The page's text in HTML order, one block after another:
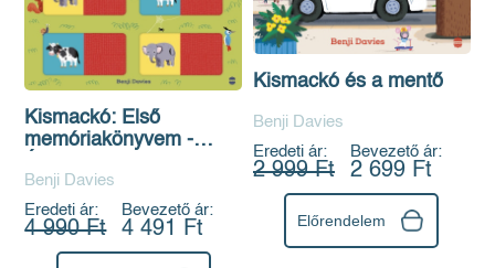
Kismackó: Első
memóriakönyvem -
Benji Davies
Eredeti ár:
4 990 Ft
Bevezető ár:
4 491 Ft
Kismackó és a mentő
Benji Davies
Eredeti ár:
2 999 Ft
Bevezető ár:
2 699 Ft
Előrendelem